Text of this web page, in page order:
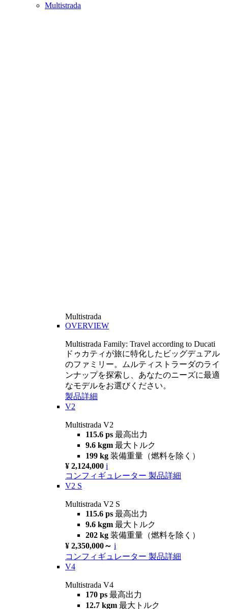
Multistrada
Multistrada
OVERVIEW
Multistrada Family: Travel according to Ducati
ドゥカティが旅に特化したビッグデュアル
のファミリー。ムルティストラーダのライ
ンナップを探索し、あなたのニーズに最適
なモデルをお選びください。
製品詳細
V2
Multistrada V2
115.6 ps 最高出力
9.6 kgm 最大トルク
199 kg 装備重量（燃料を除く）
¥ 2,124,000 i
コンフィギュレーター 製品詳細
V2 S
Multistrada V2 S
115.6 ps 最高出力
9.6 kgm 最大トルク
202 kg 装備重量（燃料を除く）
¥ 2,350,000～ i
コンフィギュレーター 製品詳細
V4
Multistrada V4
170 ps 最高出力
12.7 kgm 最大トルク